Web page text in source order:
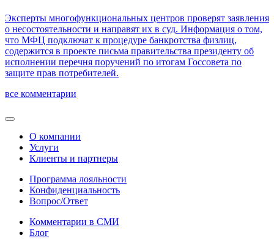
Эксперты многофункциональных центров проверят заявления
о несостоятельности и направят их в суд. Информация о том,
что МФЦ подключат к процедуре банкротства физлиц,
содержится в проекте письма правительства президенту об
исполнении перечня поручений по итогам Госсовета по
защите прав потребителей.
все комментарии
О компании
Услуги
Клиенты и партнеры
Программа лояльности
Конфиденциальность
Вопрос/Ответ
Комментарии в СМИ
Блог